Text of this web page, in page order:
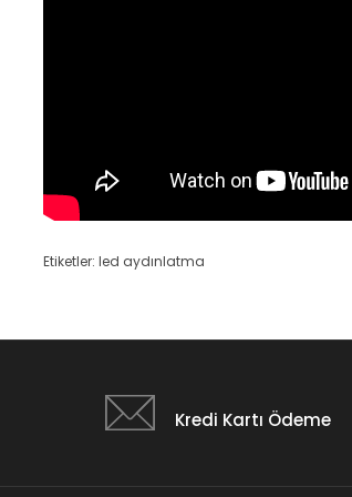
Etiketler: led aydınlatma
Kredi Kartı Ödeme